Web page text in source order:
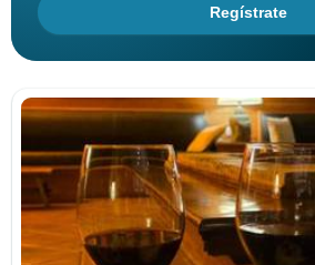
Regístrate